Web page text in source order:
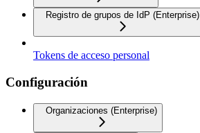
Registro de grupos de IdP (Enterprise)
Tokens de acceso personal
Configuración
Organizaciones (Enterprise)